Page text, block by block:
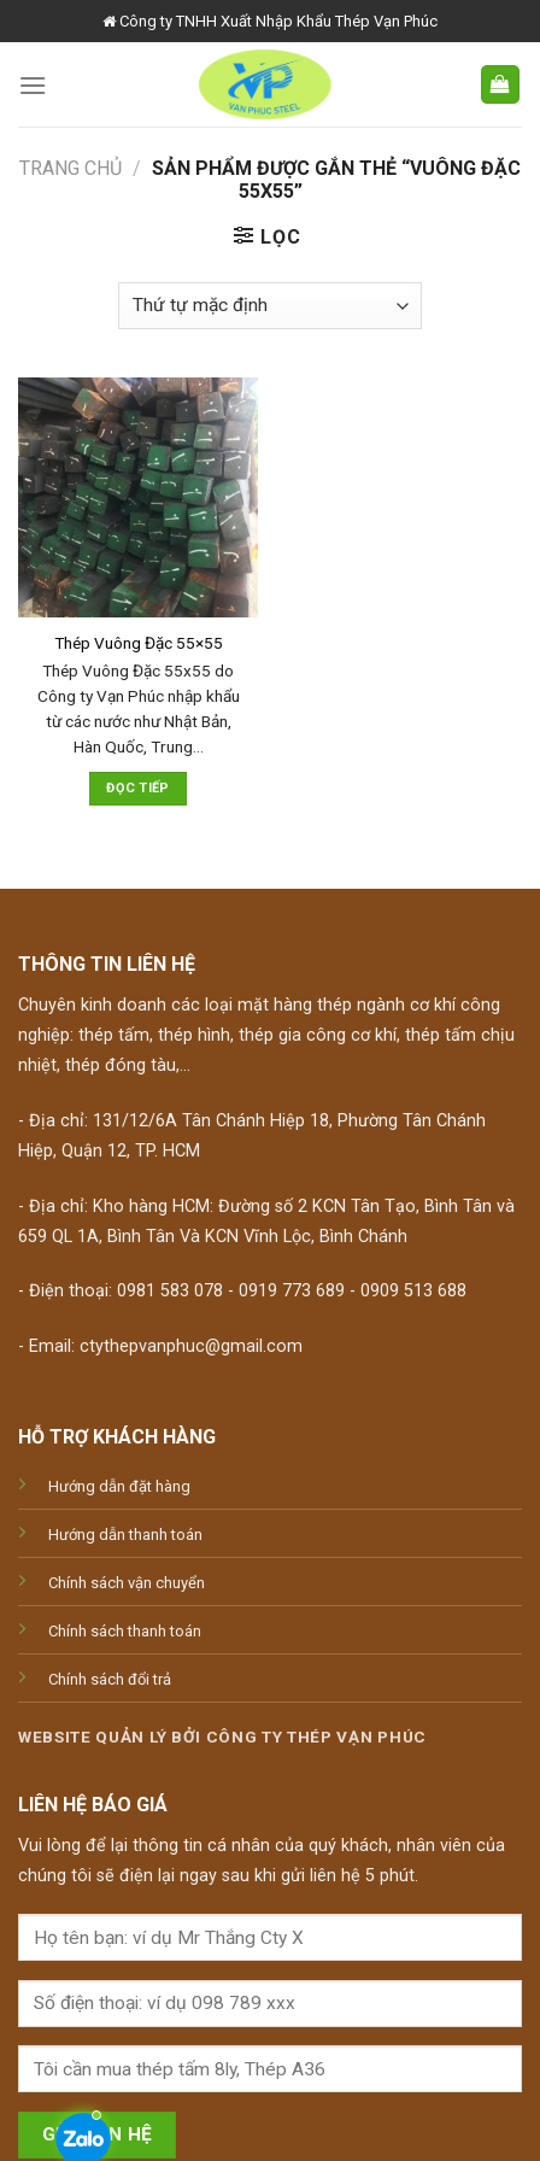
to
content
Công ty TNHH Xuất Nhập Khẩu Thép Vạn Phúc
TRANG CHỦ / SẢN PHẨM ĐƯỢC GẮN THẺ “VUÔNG ĐẶC
55X55”
LỌC
Thép Vuông Đặc 55×55
Thép Vuông Đặc 55x55 do
Công ty Vạn Phúc nhập khẩu
từ các nước như Nhật Bản,
Hàn Quốc, Trung…
ĐỌC TIẾP
THÔNG TIN LIÊN HỆ
Chuyên kinh doanh các loại mặt hàng thép ngành cơ khí công
nghiệp: thép tấm, thép hình, thép gia công cơ khí, thép tấm chịu
nhiệt, thép đóng tàu,...
- Địa chỉ: 131/12/6A Tân Chánh Hiệp 18, Phường Tân Chánh
Hiệp, Quận 12, TP. HCM
- Địa chỉ: Kho hàng HCM: Đường số 2 KCN Tân Tạo, Bình Tân và
659 QL 1A, Bình Tân Và KCN Vĩnh Lộc, Bình Chánh
- Điện thoại: 0981 583 078 - 0919 773 689 - 0909 513 688
- Email: ctythepvanphuc@gmail.com
HỖ TRỢ KHÁCH HÀNG
Hướng dẫn đặt hàng
Hướng dẫn thanh toán
Chính sách vận chuyển
Chính sách thanh toán
Chính sách đổi trả
WEBSITE QUẢN LÝ BỞI CÔNG TY THÉP VẠN PHÚC
LIÊN HỆ BÁO GIÁ
Vui lòng để lại thông tin cá nhân của quý khách, nhân viên của
chúng tôi sẽ điện lại ngay sau khi gửi liên hệ 5 phút.